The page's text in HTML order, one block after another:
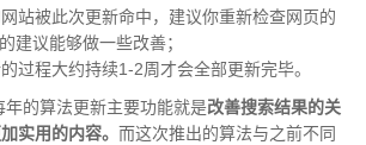
站被此次更新命中，建议你重新检查网页的
建议能够做一些改善；
过程大约持续1-2周才会全部更新完毕。
的算法更新主要功能就是改善搜索结果的关
实用的内容。 而这次推出的算法与之前不同